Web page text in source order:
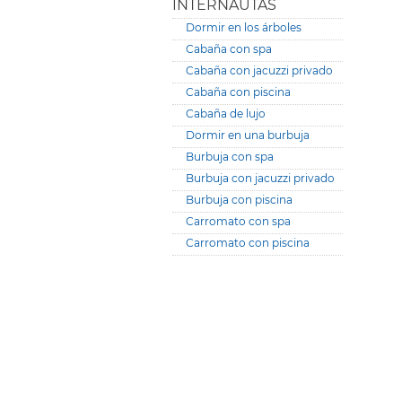
INTERNAUTAS
Dormir en los árboles
Cabaña con spa
Cabaña con jacuzzi privado
Cabaña con piscina
Cabaña de lujo
Dormir en una burbuja
Burbuja con spa
Burbuja con jacuzzi privado
Burbuja con piscina
Carromato con spa
Carromato con piscina